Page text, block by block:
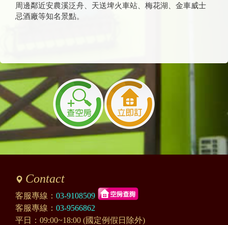
周邊鄰近安農溪泛舟、天送埤火車站、梅花湖、金車威士
忌酒廠等知名景點。
Contact
客服專線： 03-9108509
客服專線： 03-9566862
平日：09:00~18:00 (國定例假日除外)